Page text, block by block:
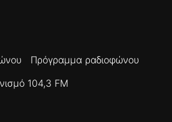
Πρόγραμμα ραδιοφώνου
104,3 FM